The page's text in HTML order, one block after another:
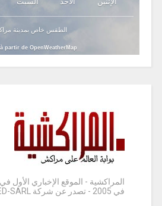
الطقس خاص بمدينة
partir de OpenWeatherMap
المراكشية - الموقع الإخباري
في 2005 - تصدر عن شركة IMAR MED-SARL